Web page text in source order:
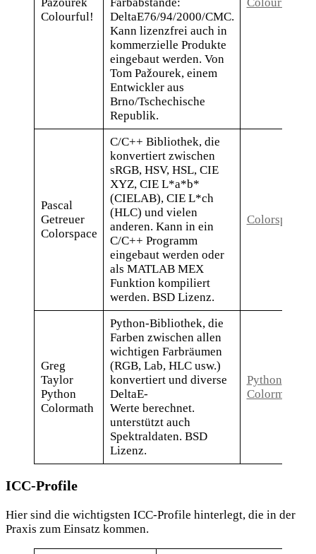
Colourful!
DeltaE76/94/2000/CMC.
Kann lizenzfrei auch in
kommerzielle Produkte
eingebaut werden. Von
Tom Pažourek, einem
Entwickler aus
Brno/Tschechische
Republik.
Pascal
Getreuer
Colorspace
C/C++ Bibliothek, die
konvertiert zwischen
sRGB, HSV, HSL, CIE
XYZ, CIE L*a*b*
(CIELAB), CIE L*ch
(HLC) und vielen
anderen. Kann in ein
C/C++ Programm
eingebaut werden oder
als MATLAB MEX
Funktion kompiliert
werden. BSD Lizenz.
Colorspace
Greg
Taylor
Python
Colormath
Python-Bibliothek, die
Farben zwischen allen
wichtigen Farbräumen
(RGB, Lab, HLC usw.)
konvertiert und diverse
DeltaE-
Werte berechnet.
unterstützt auch
Spektraldaten. BSD
Lizenz.
Python
Colormath
ICC-Profile
Hier sind die wichtigsten ICC-Profile hinterlegt, die in der
Praxis zum Einsatz kommen.